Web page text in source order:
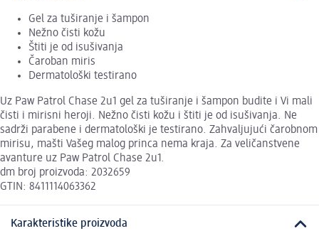
Gel za tuširanje i šampon
Nežno čisti kožu
Štiti je od isušivanja
Čaroban miris
Dermatološki testirano
Uz Paw Patrol Chase 2u1 gel za tuširanje i šampon budite i Vi mali
čisti i mirisni heroji. Nežno čisti kožu i štiti je od isušivanja. Ne
sadrži parabene i dermatološki je testirano. Zahvaljujući čarobnom
mirisu, mašti Vašeg malog princa nema kraja. Za veličanstvene
avanture uz Paw Patrol Chase 2u1.
dm broj proizvoda: 2032659
GTIN: 8411114063362
Karakteristike proizvoda